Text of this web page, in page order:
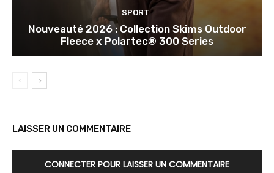
SPORT
Nouveauté 2026 : Collection Skims Outdoor
Fleece x Polartec® 300 Series
LAISSER UN COMMENTAIRE
CONNECTER POUR LAISSER UN COMMENTAIRE